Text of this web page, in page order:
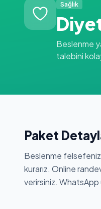
Sağlık
Beslenme
talebini
Paket
Beslenme
kurarız. Online
verirsiniz. WhatsApp